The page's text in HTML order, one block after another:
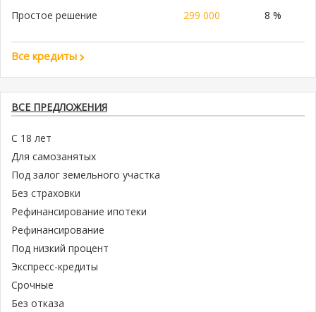
Простое решение 299 000 8 %
Все кредиты
ВСЕ ПРЕДЛОЖЕНИЯ
С 18 лет
Для самозанятых
Под залог земельного участка
Без страховки
Рефинансирование ипотеки
Рефинансирование
Под низкий процент
Экспресс-кредиты
Срочные
Без отказа